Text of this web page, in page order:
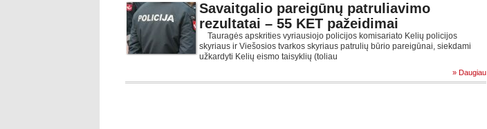
Savaitgalio pareigūnų patruliavimo
rezultatai – 55 KET pažeidimai
Tauragės apskrities vyriausiojo policijos komisariato Kelių policijos
skyriaus ir Viešosios tvarkos skyriaus patrulių būrio pareigūnai, siekdami
užkardyti Kelių eismo taisyklių (toliau
» Daugiau